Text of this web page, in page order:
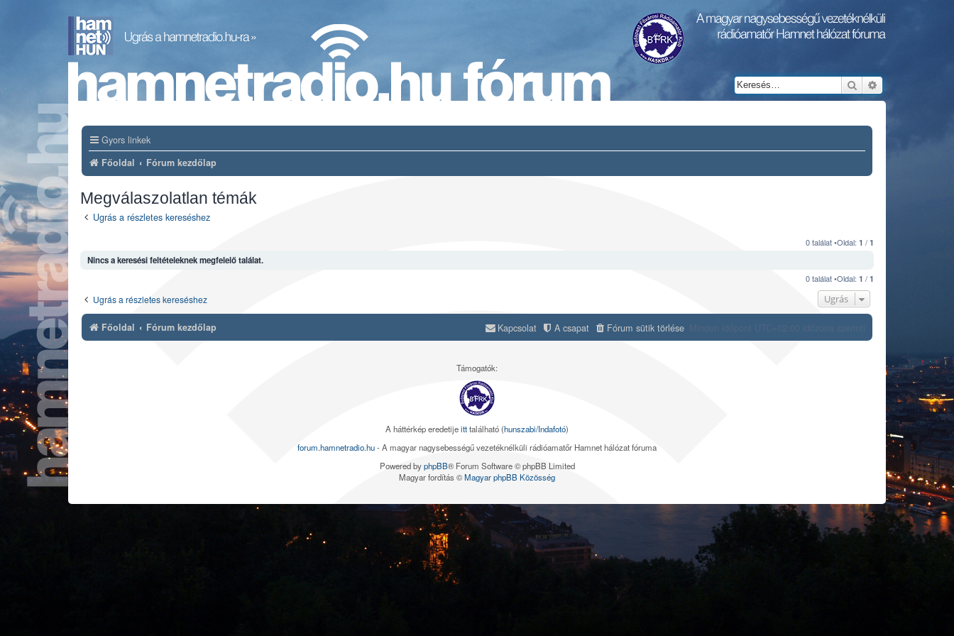
Keresés
Gyors linkek
Főoldal Fórum kezdőlap
Megválaszolatlan témák
Ugrás a részletes kereséshez
0 találat •Oldal: 1 / 1
Nincs a keresési feltételeknek megfelelő találat.
0 találat •Oldal: 1 / 1
Ugrás a részletes kereséshez Ugrás
Főoldal Fórum kezdőlap Minden időpont UTC+02:00 időzóna szerinti
Fórum sütik törlése
A csapat
Kapcsolat
Támogatók:
A háttérkép eredetijeitttalálható (hunszabi/Indafotó)
forum.hamnetradio.hu- A magyar nagysebességű vezetéknélküli rádióamatőr Hamnet hálózat fóruma
Powered byphpBB® Forum Software © phpBB Limited
Magyar fordítás ©Magyar phpBB Közösség